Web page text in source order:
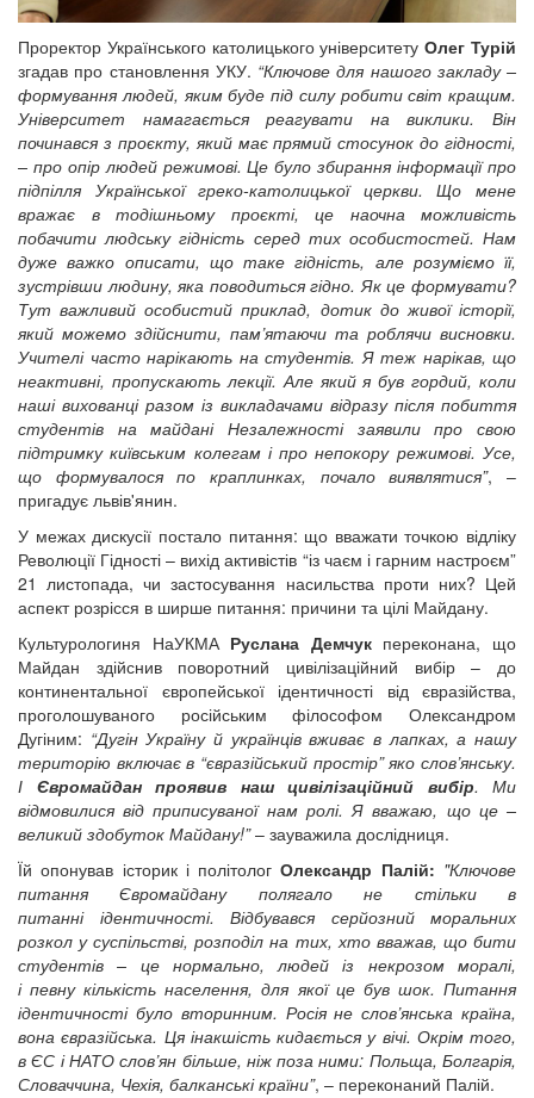
Проректор Українського католицького університетуОлег Турій
згадав про становлення УКУ. “Ключове для нашого закладу –
формування людей, яким буде під силу робити світ кращим.
Університет намагається реагувати на виклики. Він
починався з проєкту, який має прямий стосунок до гідності,
– про опір людей режимові. Це було збирання інформації про
підпілля Української греко-католицької церкви. Що мене
вражає в тодішньому проєкті, це наочна можливість
побачити людську гідність серед тих особистостей. Нам
дуже важко описати, що таке гідність, але розуміємо її,
зустрівши людину, яка поводиться гідно. Як це формувати?
Тут важливий особистий приклад, дотик до живої історії,
який можемо здійснити, пам’ятаючи та роблячи висновки.
Учителі часто нарікають на студентів. Я теж нарікав, що
неактивні, пропускають лекції. Але який я був гордий, коли
наші вихованці разом із викладачами відразу після побиття
студентів на майдані Незалежності заявили про свою
підтримку київським колегам і про непокору режимові. Усе,
що формувалося по краплинках, почало виявлятися”, –
пригадує львів'янин.
У межах дискусії постало питання: що вважати точкою відліку
Революції Гідності – вихід активістів “із чаєм і гарним настроєм”
21 листопада, чи застосування насильства проти них? Цей
аспект розрісся в ширше питання: причини та цілі Майдану.
Культурологиня НаУКМА Руслана Демчукпереконана, що
Майдан здійснив поворотний цивілізаційний вибір – до
континентальної європейської ідентичності від євразійства,
проголошуваного російським філософом Олександром
Дугіним: “Дугін Україну й українців вживає в лапках, а нашу
територію включає в “євразійський простір” яко слов’янську.
І Євромайдан проявив наш цивілізаційний вибір. Ми
відмовилися від приписуваної нам ролі. Я вважаю, що це –
великий здобуток Майдану!”– зауважила дослідниця.
Їй опонував історик і політологОлександр Палій: "Ключове
питання Євромайдану полягало не стільки в
питанні ідентичності. Відбувався серйозний моральних
розкол у суспільстві, розподіл на тих, хто вважав, що бити
студентів – це нормально, людей із некрозом моралі,
і певну кількість населення, для якої це був шок. Питання
ідентичності було вторинним. Росія не слов’янська країна,
вона євразійська. Ця інакшість кидається у вічі. Окрім того,
в ЄС і НАТО слов’ян більше, ніж поза ними: Польща, Болгарія,
Словаччина, Чехія, балканські країни”, – переконаний Палій.